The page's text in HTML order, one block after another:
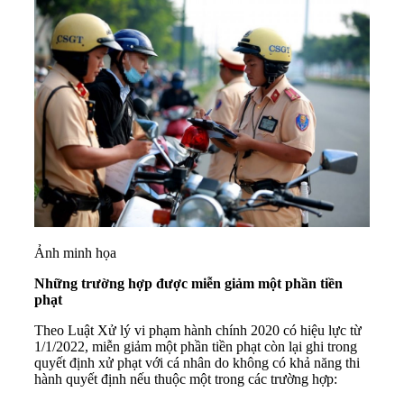
Ảnh minh họa
Những trường hợp được miễn giảm một phần tiền
phạt
Theo Luật Xử lý vi phạm hành chính 2020 có hiệu lực từ
1/1/2022, miễn giảm một phần tiền phạt còn lại ghi trong
quyết định xử phạt với cá nhân do không có khả năng thi
hành quyết định nếu thuộc một trong các trường hợp: